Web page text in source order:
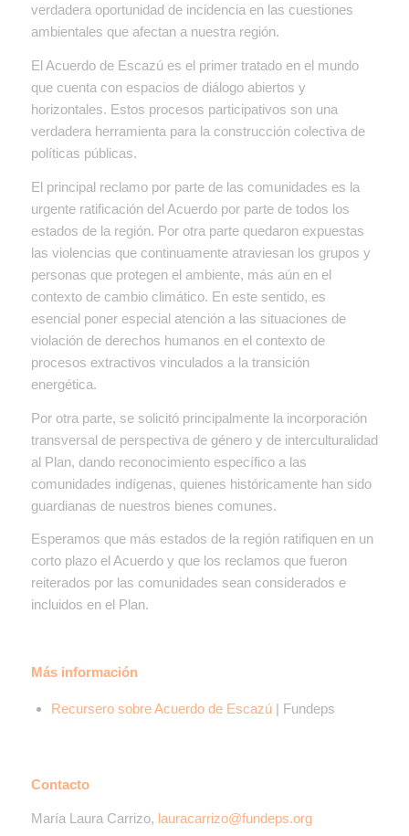
verdadera oportunidad de incidencia en las cuestiones
ambientales que afectan a nuestra región.
El Acuerdo de Escazú es el primer tratado en el mundo
que cuenta con espacios de diálogo abiertos y
horizontales. Estos procesos participativos son una
verdadera herramienta para la construcción colectiva de
políticas públicas.
El principal reclamo por parte de las comunidades es la
urgente ratificación del Acuerdo por parte de todos los
estados de la región. Por otra parte quedaron expuestas
las violencias que continuamente atraviesan los grupos y
personas que protegen el ambiente, más aún en el
contexto de cambio climático. En este sentido, es
esencial poner especial atención a las situaciones de
violación de derechos humanos en el contexto de
procesos extractivos vinculados a la transición
energética.
Por otra parte, se solicitó principalmente la incorporación
transversal de perspectiva de género y de interculturalidad
al Plan, dando reconocimiento específico a las
comunidades indígenas, quienes históricamente han sido
guardianas de nuestros bienes comunes.
Esperamos que más estados de la región ratifiquen en un
corto plazo el Acuerdo y que los reclamos que fueron
reiterados por las comunidades sean considerados e
incluidos en el Plan.
Más información
Recursero sobre Acuerdo de Escazú| Fundeps
Contacto
María Laura Carrizo, lauracarrizo@fundeps.org